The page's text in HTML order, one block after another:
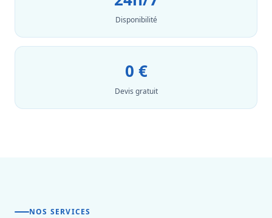
Disponibilité
0 €
Devis gratuit
NOS SERVICES